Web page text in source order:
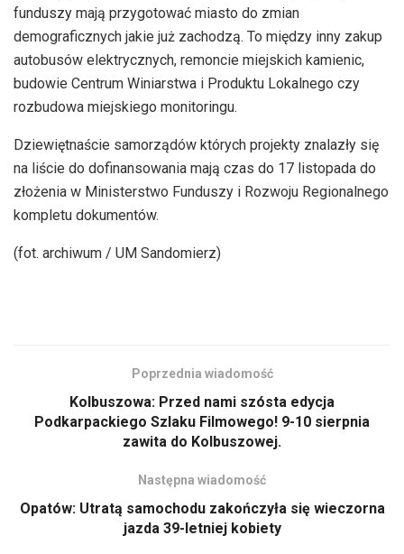
funduszy mają przygotować miasto do zmian
demograficznych jakie już zachodzą. To między inny zakup
autobusów elektrycznych, remoncie miejskich kamienic,
budowie Centrum Winiarstwa i Produktu Lokalnego czy
rozbudowa miejskiego monitoringu.
Dziewiętnaście samorządów których projekty znalazły się
na liście do dofinansowania mają czas do 17 listopada do
złożenia w Ministerstwo Funduszy i Rozwoju Regionalnego
kompletu dokumentów.
(fot. archiwum / UM Sandomierz)
Poprzednia wiadomość
Kolbuszowa: Przed nami szósta edycja
Podkarpackiego Szlaku Filmowego! 9-10 sierpnia
zawita do Kolbuszowej.
Następna wiadomość
Opatów: Utratą samochodu zakończyła się wieczorna
jazda 39-letniej kobiety